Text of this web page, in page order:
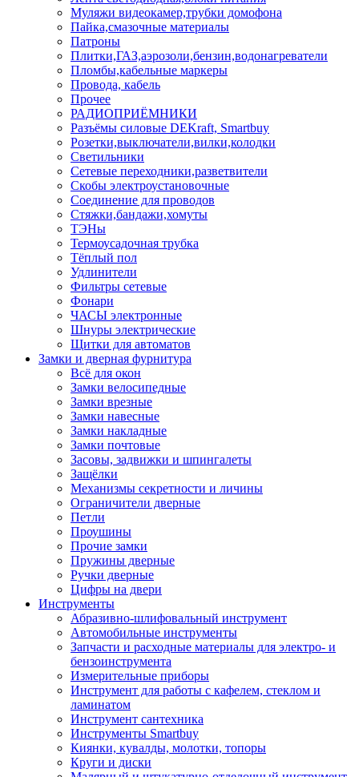
Муляжи видеокамер,трубки домофона
Пайка,смазочные материалы
Патроны
Плитки,ГАЗ,аэрозоли,бензин,водонагреватели
Пломбы,кабельные маркеры
Провода, кабель
Прочее
РАДИОПРИЁМНИКИ
Разъёмы силовые DEKraft, Smartbuy
Розетки,выключатели,вилки,колодки
Светильники
Сетевые переходники,разветвители
Скобы электроустановочные
Соединение для проводов
Стяжки,бандажи,хомуты
ТЭНы
Термоусадочная трубка
Тёплый пол
Удлинители
Фильтры сетевые
Фонари
ЧАСЫ электронные
Шнуры электрические
Щитки для автоматов
Замки и дверная фурнитура
Всё для окон
Замки велосипедные
Замки врезные
Замки навесные
Замки накладные
Замки почтовые
Засовы, задвижки и шпингалеты
Защёлки
Механизмы секретности и личины
Ограничители дверные
Петли
Проушины
Прочие замки
Пружины дверные
Ручки дверные
Цифры на двери
Инструменты
Абразивно-шлифовальный инструмент
Автомобильные инструменты
Запчасти и расходные материалы для электро- и
бензоинструмента
Измерительные приборы
Инструмент для работы с кафелем, стеклом и
ламинатом
Инструмент сантехника
Инструменты Smartbuy
Киянки, кувалды, молотки, топоры
Круги и диски